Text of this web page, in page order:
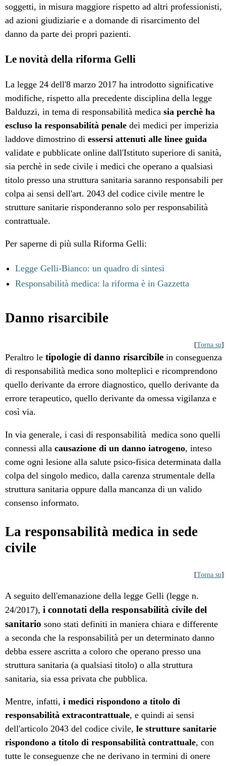
soggetti, in misura maggiore rispetto ad altri professionisti,
ad azioni giudiziarie e a domande di risarcimento del
danno da parte dei propri pazienti.
Le novità della riforma Gelli
La legge 24 dell'8 marzo 2017 ha introdotto significative
modifiche, rispetto alla precedente disciplina della legge
Balduzzi, in tema di responsabilità medicasia perchè ha
escluso la responsabilità penale dei medici per imperizia
laddove dimostrino diessersi attenuti alle linee guida
validate e pubblicate online dall'Istituto superiore di sanità,
sia perchè in sede civile i medici che operano a qualsiasi
titolo presso una struttura sanitaria saranno responsabili per
colpa ai sensi dell'art. 2043 del codice civile mentre le
strutture sanitarie risponderanno solo per responsabilità
contrattuale.
Per saperne di più sulla Riforma Gelli:
Legge Gelli-Bianco: un quadro di sintesi
Responsabilità medica: la riforma è in Gazzetta
Danno risarcibile
[Torna su]
Peraltro letipologie di danno risarcibile in conseguenza
di responsabilità medica sono molteplici e ricomprendono
quello derivante da errore diagnostico, quello derivante da
errore terapeutico, quello derivante da omessa vigilanza e
così via.
In via generale, i casi di responsabilità medica sono quelli
connessi alla causazione di un danno iatrogeno, inteso
come ogni lesione alla salute psico-fisica determinata dalla
colpa del singolo medico, dalla carenza strumentale della
struttura sanitaria oppure dalla mancanza di un valido
consenso informato.
La responsabilità medica in sede
civile
[Torna su]
A seguito dell'emanazione della legge Gelli (legge n.
24/2017),i connotati della responsabilità civile del
sanitariosono stati definiti in maniera chiara e differente
a seconda che la responsabilità per un determinato danno
debba essere ascritta a coloro che operano presso una
struttura sanitaria (a qualsiasi titolo) o alla struttura
sanitaria, sia essa privata che pubblica.
Mentre, infatti, i medici rispondono a titolo di
responsabilità extracontrattuale, e quindi ai sensi
dell'articolo 2043 del codice civile,le strutture sanitarie
rispondono a titolo di responsabilità contrattuale, con
tutte le conseguenze che ne derivano in termini di onere